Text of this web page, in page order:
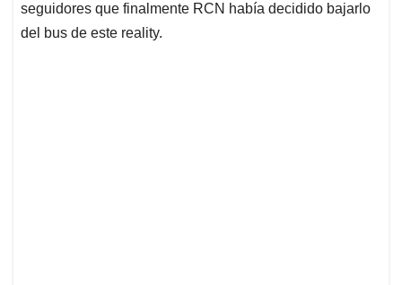
seguidores que finalmente RCN había decidido bajarlo
del bus de este reality.